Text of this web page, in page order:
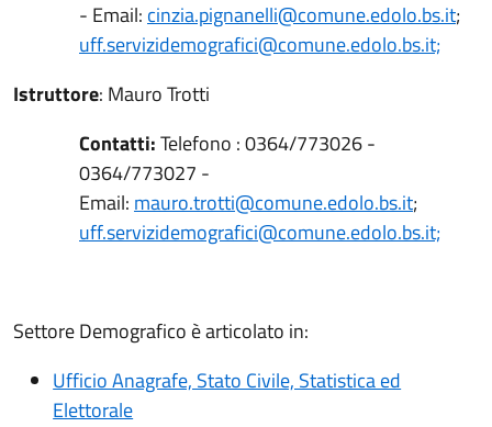
- Email: cinzia.pignanelli@comune.edolo.bs.it;
uff.servizidemografici@comune.edolo.bs.it;
Istruttore: Mauro Trotti
Contatti:Telefono : 0364/773026 -
0364/773027 -
Email: mauro.trotti@comune.edolo.bs.it;
uff.servizidemografici@comune.edolo.bs.it;
Settore Demografico è articolato in:
Ufficio Anagrafe, Stato Civile, Statistica ed
Elettorale